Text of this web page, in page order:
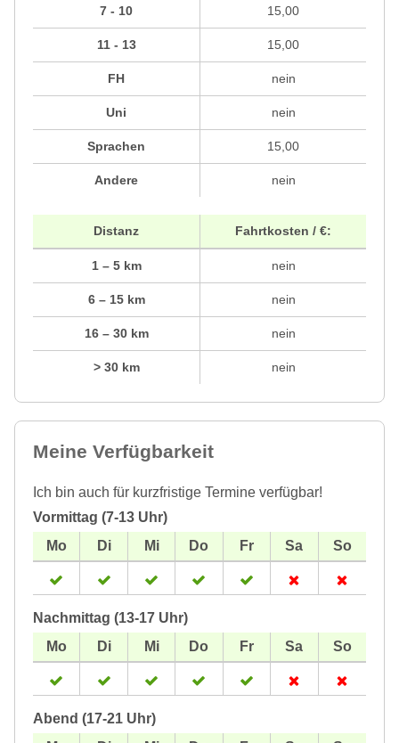
7 - 10
11 - 13
FH
Uni
Sprachen
Andere
15,00
15,00
nein
nein
15,00
nein
Distanz
1 – 5 km
6 – 15 km
16 – 30 km
> 30 km
Fahrtkosten / €:
nein
nein
nein
nein
Meine Verfügbarkeit
Ich bin auch für kurzfristige Termine verfügbar!
Vormittag (7-13 Uhr)
Nachmittag (13-17 Uhr)
Abend (17-21 Uhr)